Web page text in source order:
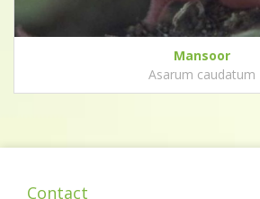
Mansoor
Asarum caudatum
Contact